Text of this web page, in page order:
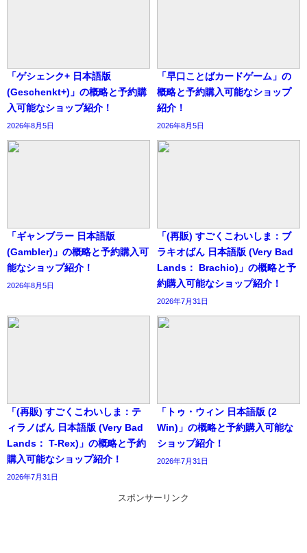
「ゲシェンク+ 日本語版
(Geschenkt+)」の概略と予約購
入可能なショップ紹介！
2026年8月5日
「早口ことばカードゲーム」の
概略と予約購入可能なショップ
紹介！
2026年8月5日
「ギャンブラー 日本語版
(Gambler)」の概略と予約購入可
能なショップ紹介！
2026年8月5日
「(再販) すごくこわいしま：ブ
ラキオばん 日本語版 (Very Bad
Lands： Brachio)」の概略と予
約購入可能なショップ紹介！
2026年7月31日
「(再販) すごくこわいしま：テ
ィラノばん 日本語版 (Very Bad
Lands： T-Rex)」の概略と予約
購入可能なショップ紹介！
2026年7月31日
「トゥ・ウィン 日本語版 (2
Win)」の概略と予約購入可能な
ショップ紹介！
2026年7月31日
スポンサーリンク